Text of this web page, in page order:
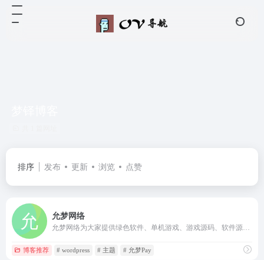
排序 发布 更新 浏览 点赞
允梦网络
博客推荐 # wordpress # 主题 # 允梦Pay